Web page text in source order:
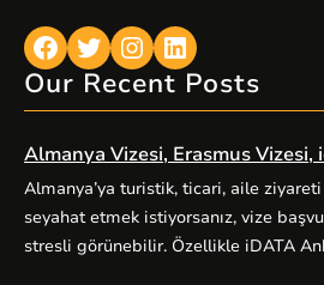
Facebook Twitter Instagram LinkedIn
Our Recent Posts
Almanya Vizesi, Erasmus Vizesi,
Almanya’ya turistik, ticari, aile
seyahat etmek istiyorsanız, vize
stresli görünebilir. Özellikle iDATA